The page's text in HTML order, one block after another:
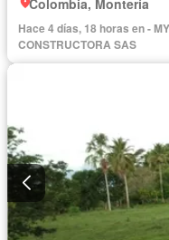
Hace 4 días, 18 horas en -
CONSTRUCTORA SAS